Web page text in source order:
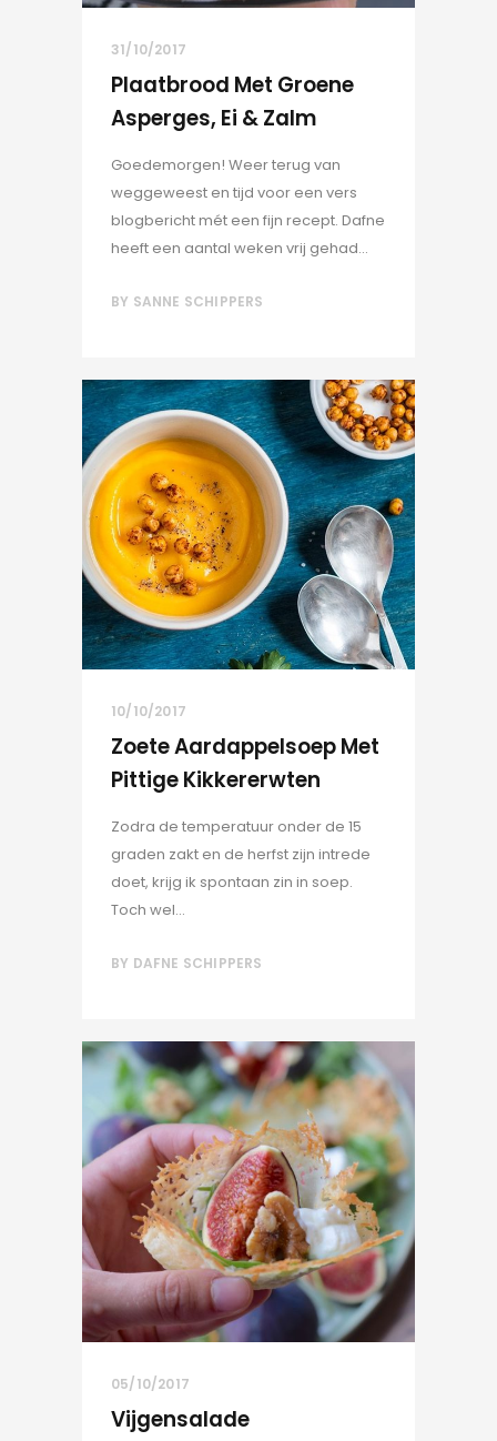
31/10/2017
Plaatbrood Met Groene
Asperges, Ei & Zalm
Goedemorgen! Weer terug van
weggeweest en tijd voor een vers
blogbericht mét een fijn recept. Dafne
heeft een aantal weken vrij gehad...
BY SANNE SCHIPPERS
10/10/2017
Zoete Aardappelsoep Met
Pittige Kikkererwten
Zodra de temperatuur onder de 15
graden zakt en de herfst zijn intrede
doet, krijg ik spontaan zin in soep.
Toch wel...
BY DAFNE SCHIPPERS
05/10/2017
Vijgensalade